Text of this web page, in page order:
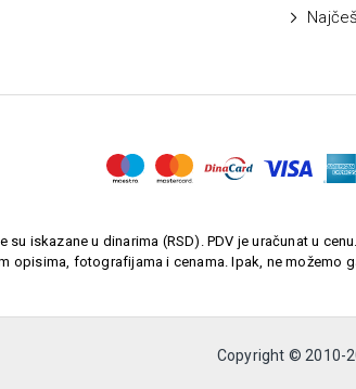
su iskazane u dinarima (RSD). PDV je uračunat u
opisima, fotografijama i cenama. Ipak, ne možemo
Copyright © 2010-